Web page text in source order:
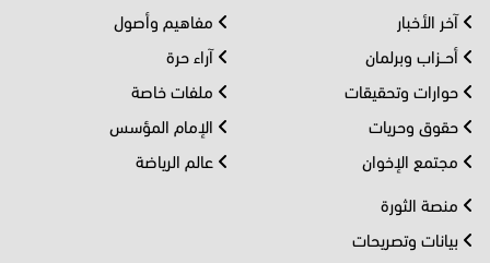
آخر الأخبار
أحــزاب وبرلمان
حوارات وتحقيقات
حقوق وحريات
مجتمع الإخوان
مفاهيم وأصول
آراء حرة
ملفات خاصة
الإمام المؤسس
عالم الرياضة
منصة الثورة
بيانات وتصريحات